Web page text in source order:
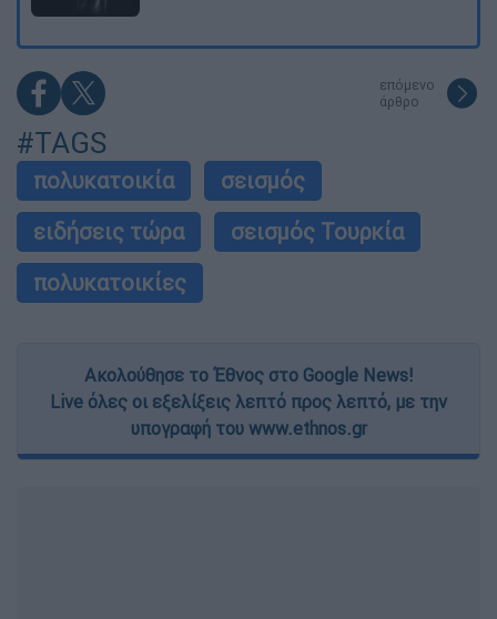
επόμενο
άρθρο
#TAGS
πολυκατοικία
σεισμός
ειδήσεις τώρα
σεισμός Τουρκία
πολυκατοικίες
Ακολούθησε το Έθνος στο Google News!
Live όλες οι εξελίξεις λεπτό προς λεπτό, με την
υπογραφή του www.ethnos.gr